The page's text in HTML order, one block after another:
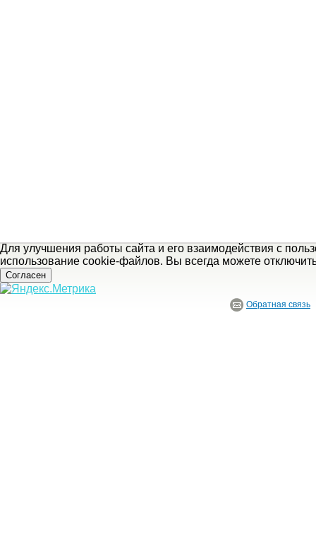
Для улучшения работы сайта и его взаимодействия с
использование cookie-файлов. Вы всегда можете
Согласен
Обратная связь